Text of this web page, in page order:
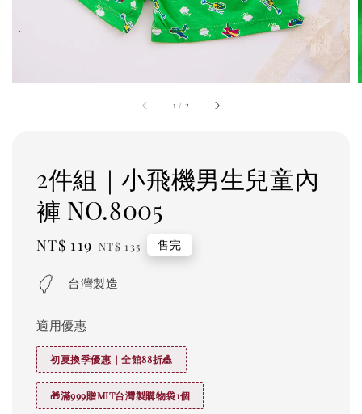
1 / 2
2件組｜小飛機男生兒童內
褲 NO.8005
Sale
NT$ 119 Regular
NT$ 135 售完
台灣製造
適用優惠
初夏換季優惠｜全館88折🎪
🎁滿999贈MIT台灣製購物袋1個